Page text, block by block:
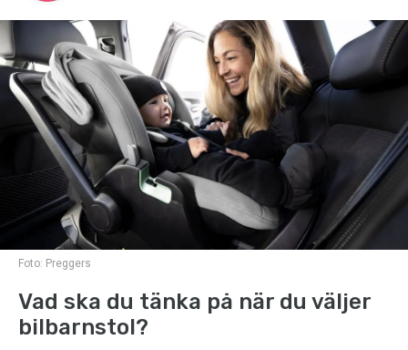
Foto: Preggers
Vad ska du tänka på när du väljer
bilbarnstol?